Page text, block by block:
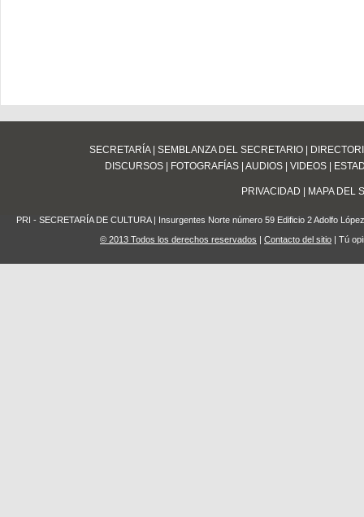
SECRETARÍA| SEMBLANZA DEL SECRETARIO|
DISCURSOS
FOTOGRAFÍAS AUDIOS VIDEOS
PRIVACIDAD MAPA DEL
PRI - SECRETARÍA DE CULTURA | Insurgentes Norte número 59 Edificio 2 Adolfo
© 2013 Todos los derechos reservados | Contacto del sitio | Tú